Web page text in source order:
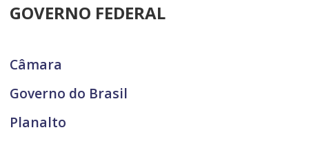
GOVERNO FEDERAL
Câmara
Governo do Brasil
Planalto